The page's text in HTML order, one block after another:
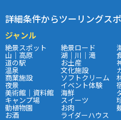
詳細条件からツーリングス
ジャンル
絶景スポット 絶景ロード
山｜高原 湖｜川｜滝
道の駅 お土産
温泉 文化施設
商業施設 ソフトクリーム
夜景 イベント体験
美術館｜資料館 海鮮
キャンプ場 スイーツ
動植物園 お肉
お酒 ライダーハウス